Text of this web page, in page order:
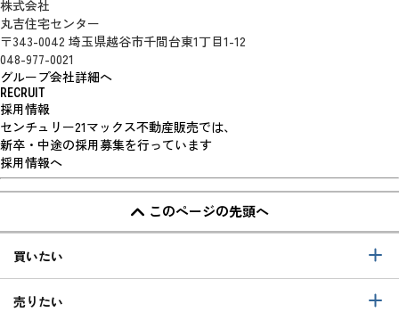
株式会社
丸吉住宅センター
〒343-0042 埼玉県越谷市千間台東1丁目1-12
048-977-0021
グループ会社詳細へ
RECRUIT
採用情報
センチュリー21マックス不動産販売では、
新卒・中途の採用募集を行っています
採用情報へ
このページの先頭へ
買いたい
売りたい